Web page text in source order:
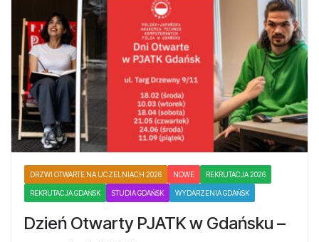
DRZWI OTWARTE NA UCZELNIACH 2026 NOWE REKRUTACJA 2026
REKRUTACJA GDAŃSK STUDIA GDAŃSK WYDARZENIA GDAŃSK
Dzień Otwarty PJATK w Gdańsku –